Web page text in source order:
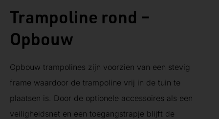
Trampoline rond –
Opbouw
Opbouw trampolines zijn voorzien van een stevig
frame waardoor de trampoline vrij in de tuin te
plaatsen is. Door de optionele accessoires als een
veiligheidsnet en een toegangstrapje blijft de